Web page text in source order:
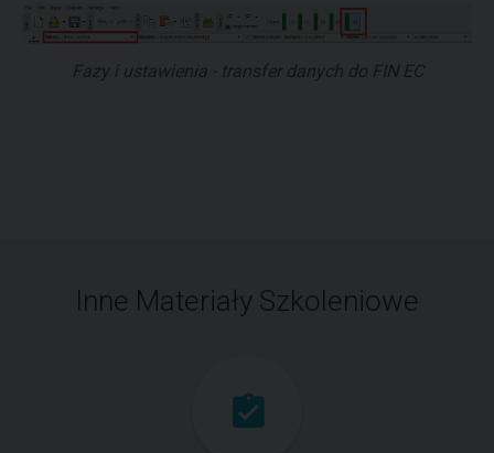
Fazy i ustawienia - transfer danych do FIN EC
Inne Materiały Szkoleniowe